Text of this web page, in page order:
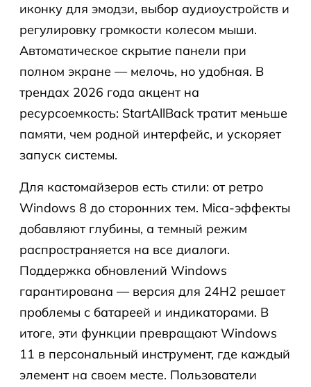
иконку для эмодзи, выбор аудиоустройств и
регулировку громкости колесом мыши.
Автоматическое скрытие панели при
полном экране — мелочь, но удобная. В
трендах 2026 года акцент на
ресурсоемкость: StartAllBack тратит меньше
памяти, чем родной интерфейс, и ускоряет
запуск системы.
Для кастомайзеров есть стили: от ретро
Windows 8 до сторонних тем. Mica-эффекты
добавляют глубины, а темный режим
распространяется на все диалоги.
Поддержка обновлений Windows
гарантирована — версия для 24H2 решает
проблемы с батареей и индикаторами. В
итоге, эти функции превращают Windows
11 в персональный инструмент, где каждый
элемент на своем месте. Пользователи